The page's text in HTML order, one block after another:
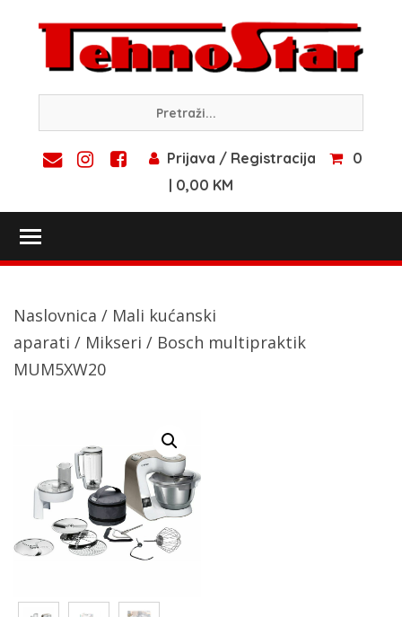
content
Prijava / Registracija
0
| 0,00 KM
Naslovnica / Mali kućanski
aparati / Mikseri / Bosch multipraktik
MUM5XW20